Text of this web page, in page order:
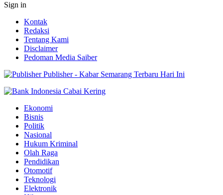
Sign in
Kontak
Redaksi
Tentang Kami
Disclaimer
Pedoman Media Saiber
Publisher - Kabar Semarang Terbaru Hari Ini
Ekonomi
Bisnis
Politik
Nasional
Hukum Kriminal
Olah Raga
Pendidikan
Otomotif
Teknologi
Elektronik